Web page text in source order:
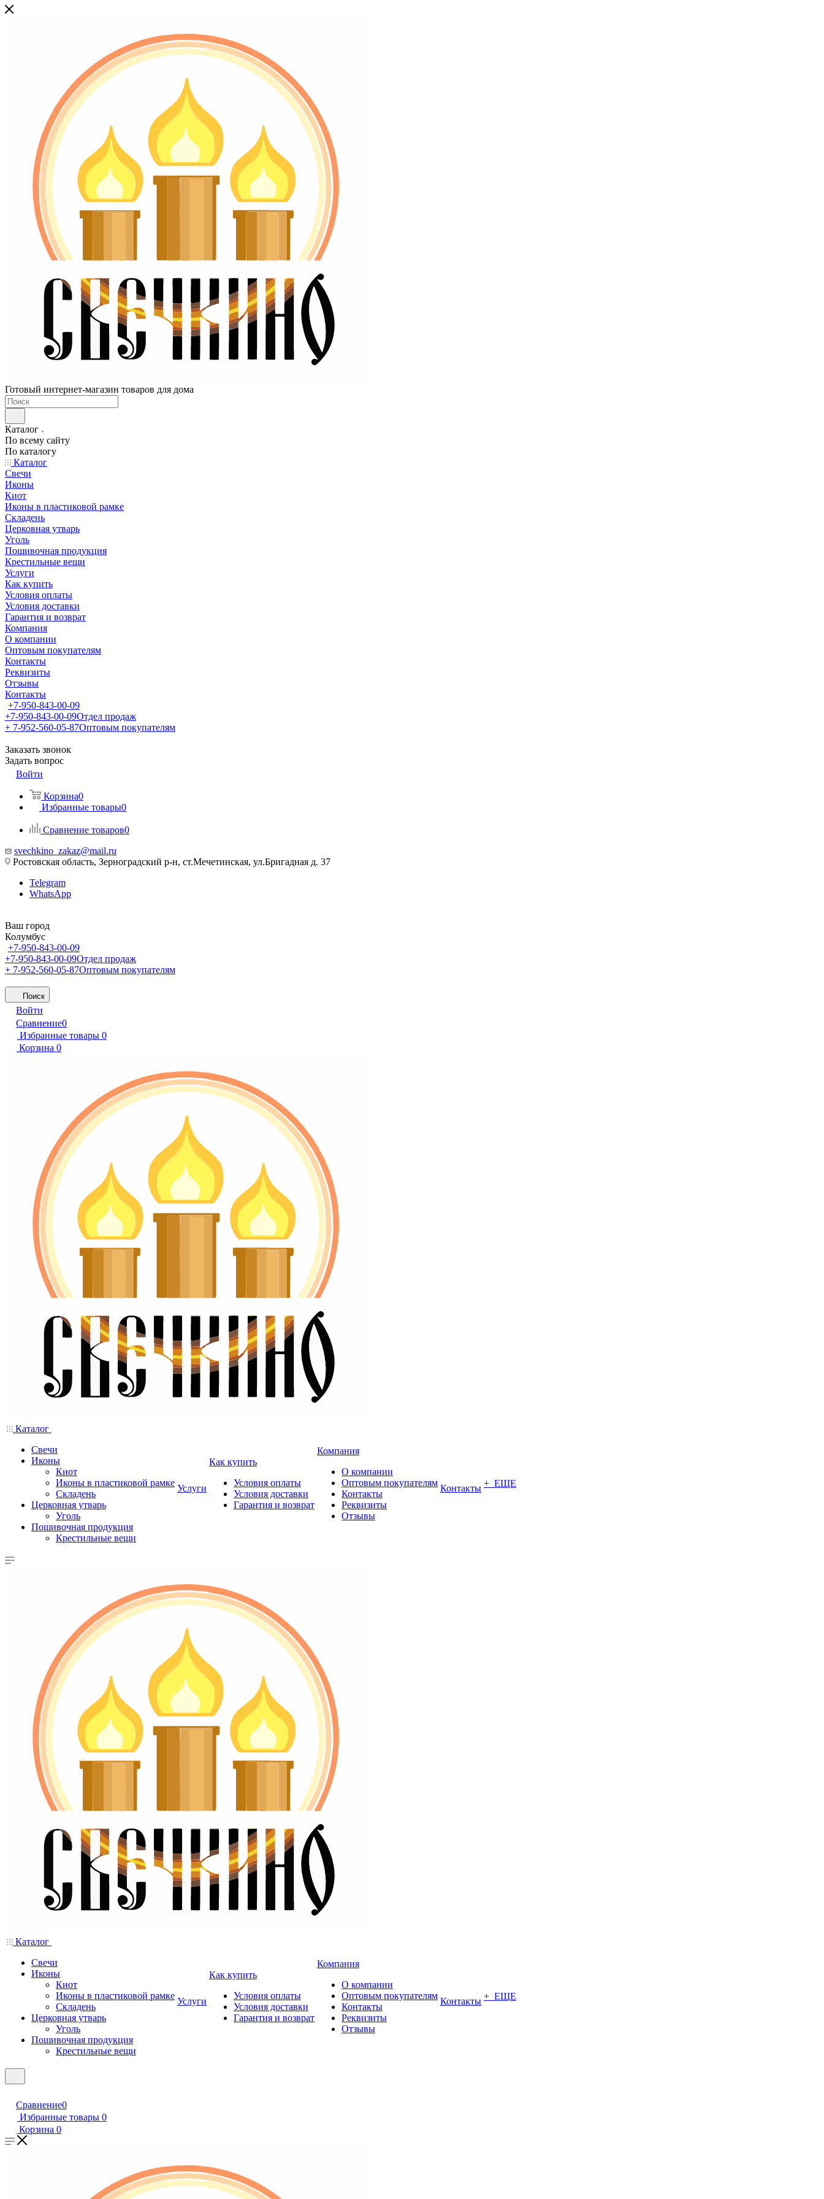
Готовый интернет-магазин товаров для дома
Каталог
По всему сайту
По каталогу
Каталог
Свечи
Иконы
Киот
Иконы в пластиковой рамке
Складень
Церковная утварь
Уголь
Пошивочная продукция
Крестильные вещи
Услуги
Как купить
Условия оплаты
Условия доставки
Гарантия и возврат
Компания
О компании
Оптовым покупателям
Контакты
Реквизиты
Отзывы
Контакты
+7-950-843-00-09
+7-950-843-00-09Отдел продаж
+ 7-952-560-05-87Оптовым покупателям
Заказать звонок
Задать вопрос
Войти
Корзина0
Избранные товары0
Сравнение товаров0
svechkino_zakaz@mail.ru
Ростовская область, Зерноградский р-н, ст.Мечетинская, ул.Бригадная д. 37
Telegram
WhatsApp
Ваш город
Колумбус
+7-950-843-00-09
+7-950-843-00-09Отдел продаж
+ 7-952-560-05-87Оптовым покупателям
Поиск
Войти
Сравнение0
Избранные товары 0
Корзина 0
Каталог
Свечи
Иконы
Киот
Иконы в пластиковой рамке
Складень
Церковная утварь
Уголь
Пошивочная продукция
Крестильные вещи
Услуги
Как купить
Условия оплаты
Условия доставки
Гарантия и возврат
Компания
О компании
Оптовым покупателям
Контакты
Реквизиты
Отзывы
Контакты + ЕЩЕ
Каталог
Свечи
Иконы
Киот
Иконы в пластиковой рамке
Складень
Церковная утварь
Уголь
Пошивочная продукция
Крестильные вещи
Услуги
Как купить
Условия оплаты
Условия доставки
Гарантия и возврат
Компания
О компании
Оптовым покупателям
Контакты
Реквизиты
Отзывы
Контакты + ЕЩЕ
Сравнение0
Избранные товары 0
Корзина 0